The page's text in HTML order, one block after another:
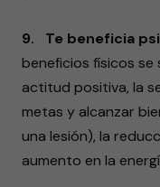
9. Te beneficia
beneficios físicos se
actitud positiva, la
metas y alcanzar
una lesión), la
aumento en la